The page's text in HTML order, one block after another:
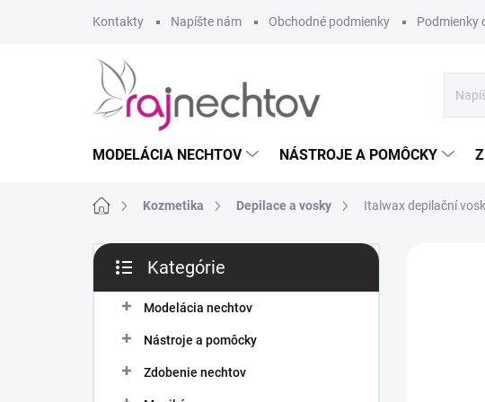
Kontakty Napíšte nám Obchodné podmienky Podmienky
MODELÁCIA NECHTOV NÁSTROJE A POMÔCKY
DomovKozmetika Depilace a vosky Italwax depilační
B
č
kategórie
Kategórie
Modelácia nechtov
Nástroje a pomôcky
Zdobenie nechtov